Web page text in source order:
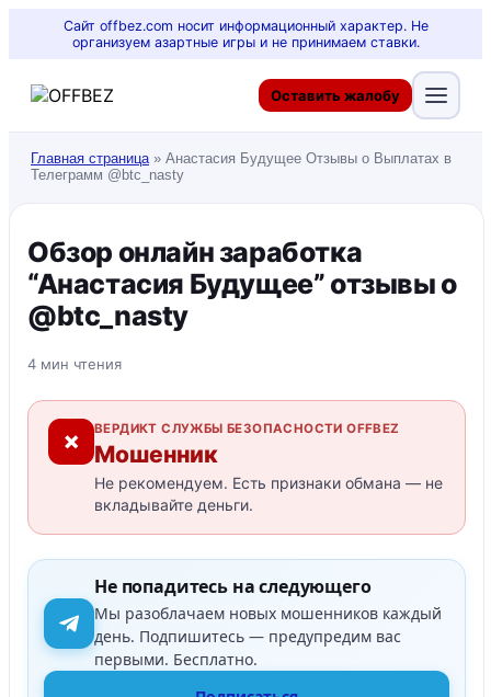
Сайт offbez.com носит информационный характер. Не
организуем азартные игры и не принимаем ставки.
Оставить жалобу
Главная страница» Анастасия Будущее Отзывы о Выплатах в
Телеграмм @btc_nasty
Обзор онлайн заработка
“Анастасия Будущее” отзывы о
@btc_nasty
4 мин чтения
✗ ВЕРДИКТ СЛУЖБЫ БЕЗОПАСНОСТИ OFFBEZ
Мошенник
Не рекомендуем. Есть признаки обмана — не
вкладывайте деньги.
Не попадитесь на следующего
Мы разоблачаем новых мошенников каждый
день. Подпишитесь — предупредим вас
первыми. Бесплатно.